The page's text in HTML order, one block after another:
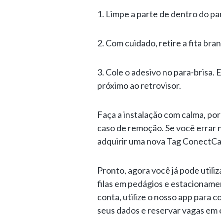
1. Limpe a parte de dentro do
2. Com cuidado, retire a fita
3. Cole o adesivo no para-
próximo ao retrovisor.
Faça a instalação com calma,
caso de remoção. Se você
adquirir uma nova Tag
Pronto, agora você já pode
filas em pedágios e
conta, utilize o nosso app para
seus dados e reservar vagas